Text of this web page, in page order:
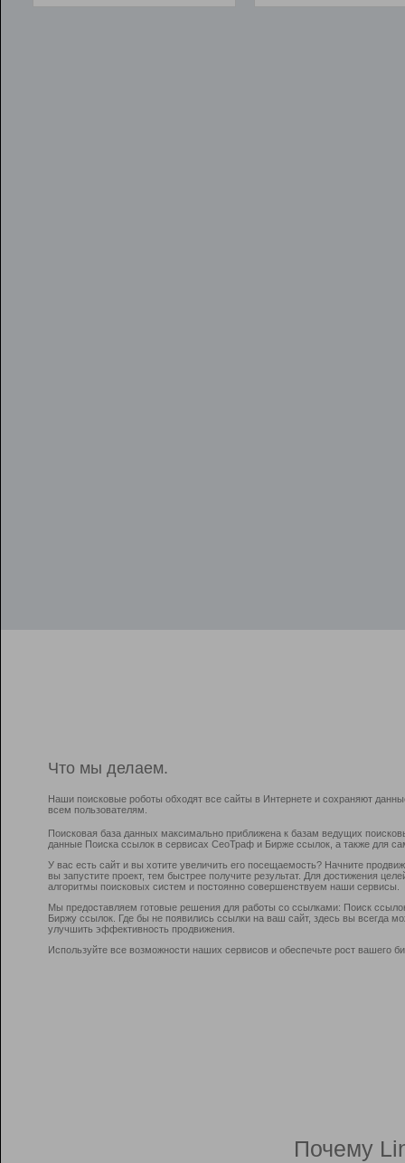
Что мы делаем.
Наши поисковые роботы обходят все сайты в Интернете и сохраняют
всем пользователям.
Поисковая база данных максимально приближена к базам ведущих
данные Поиска ссылок в сервисах СеоТраф и Бирже ссылок, а также для
У вас есть сайт и вы хотите увеличить его посещаемость? Начните
вы запустите проект, тем быстрее получите результат. Для достижения
алгоритмы поисковых систем и постоянно совершенствуем наши сервисы.
Мы предоставляем готовые решения для работы со ссылками: Поиск
Биржу ссылок. Где бы не появились ссылки на ваш сайт, здесь вы всегда
улучшить эффективность продвижения.
Используйте все возможности наших сервисов и обеспечьте рост вашего
Почему